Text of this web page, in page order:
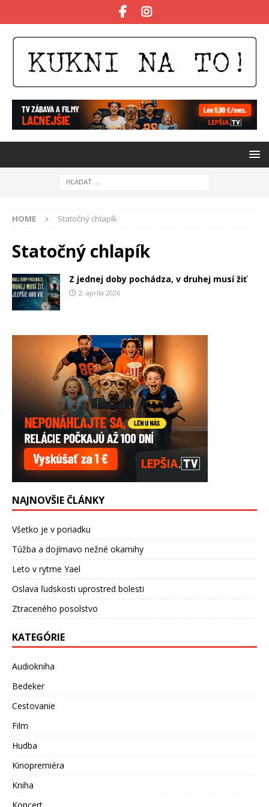
HOME Statočný chlapík
Statočný chlapík
Z jednej doby pochádza, v druhej musí žiť
2. apríla 2026
NAJNOVŠIE ČLÁNKY
Všetko je v poriadku
Túžba a dojímavo nežné okamihy
Leto v rytme Yael
Oslava ľudskosti uprostred bolesti
Ztraceného posolstvo
KATEGÓRIE
Audiokniha
Bedeker
Cestovanie
Film
Hudba
Kinopremiéra
Kniha
Koncert